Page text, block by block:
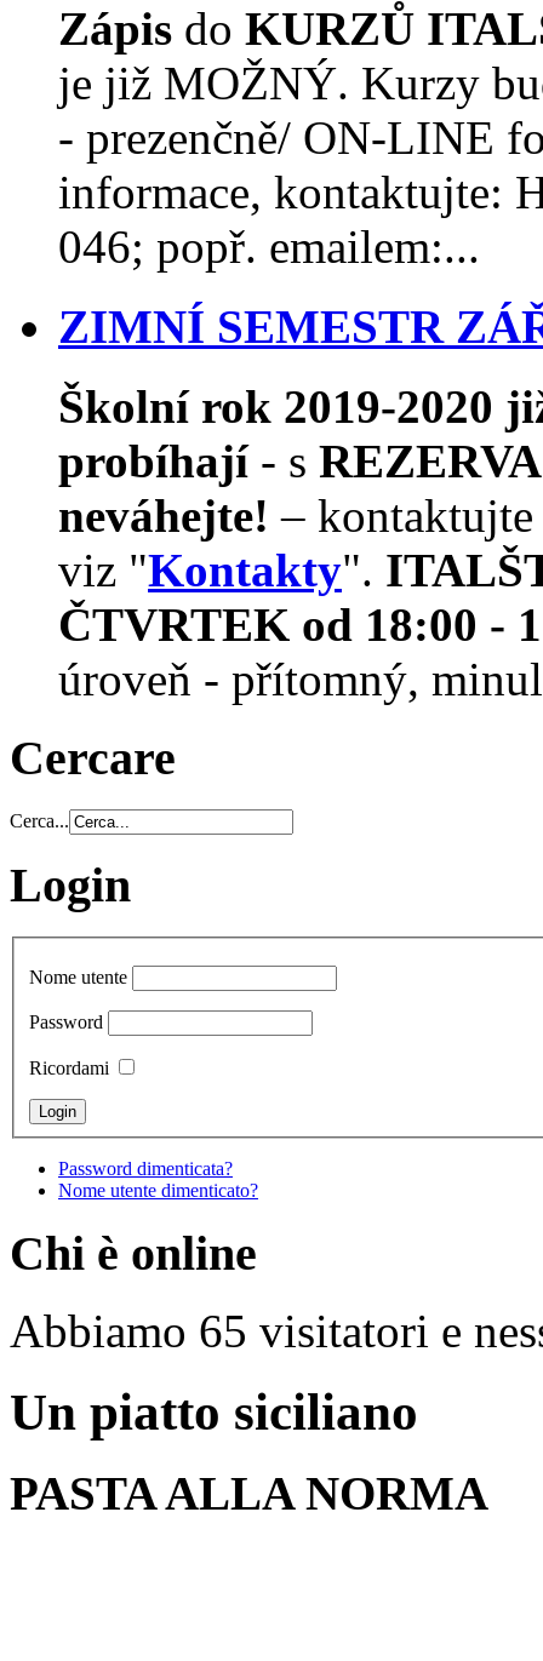
Zápis do KURZŮ
je již MOŽNÝ. Kurzy
- prezenčně/ ON-LINE
informace, kontaktujte:
046; popř. emailem:...
ZIMNÍ SEMESTR
Školní rok 2019-2020
probíhají- s
neváhejte! –
viz "Kontakty".
ČTVRTEK od 18:00 -
úroveň - přítomný,
Cercare
Cerca...
Login
Nome utente
Password
Ricordami
Password dimenticata?
Nome utente dimenticato?
Chi è online
Abbiamo 65 visitatori e
Un piatto siciliano
PASTA ALLA NORMA